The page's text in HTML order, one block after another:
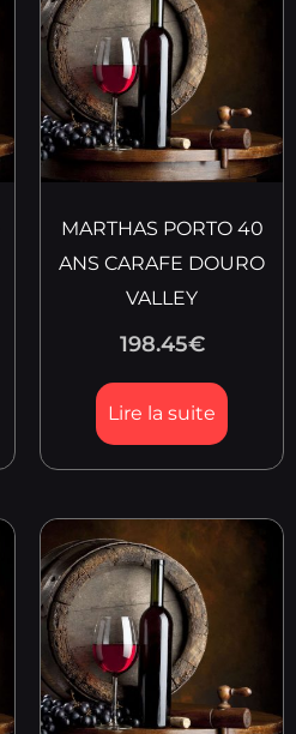
MARTHAS PORTO 40
ANS CARAFE DOURO
VALLEY
198.45€
Lire la suite